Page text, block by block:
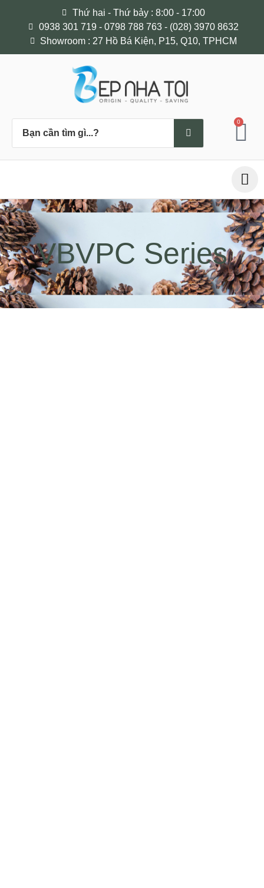
Thứ hai - Thứ bảy : 8:00 - 17:00
0938 301 719 - 0798 788 763 - (028) 3970 8632
Showroom : 27 Hồ Bá Kiện, P15, Q10, TPHCM
0
VBVPC Series